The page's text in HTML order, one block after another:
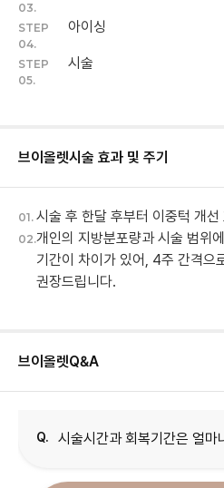
03.
STEP
04.
아이싱
STEP
05.
시술
브이올렛시술 효과 및 주기
01. 시술 후 한달 후부터 이중턱 개
02.개인의 지방분포량과 시술 범위
기간이 차이가 있어, 4주 간격으
권장드립니다.
브이올렛Q&A
Q. 시술시간과 회복기간은 얼마